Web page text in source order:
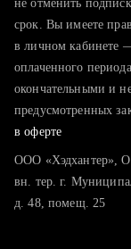
не отменить
срок. Вы имеете
в личном кабинете
оплаченного
окончательными и
предусмотренных
в оферте
ООО «Хэдхантер»,
вн. тер. г.
д. 48, помещ. 25